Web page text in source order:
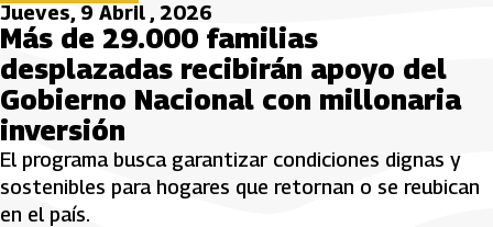
Jueves, 9 Abril , 2026
Más de 29.000 familias
desplazadas recibirán apoyo del
Gobierno Nacional con millonaria
inversión
El programa busca garantizar condiciones dignas y
sostenibles para hogares que retornan o se reubican
en el país.